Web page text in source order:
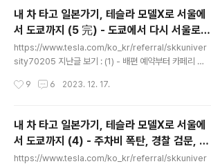
의 기본적인 구성 요소들, 즉 가전, 조명, 스위치, 도어락, 도
어벨, 온도조절기, 로봇청소기, 베스히터(휴젠트st), 건조
대, 수건걸이, 비데 등 거의 모든 부분을 IoT로 적용하게 되
었습니다. IoT 이야기는 뒤에 하도록 하고, 인테리어 진행
과정을 먼저 적고자 합니다. 우선 인테리어에 대해 하나도
주방이었습니다. 문제는 들어가려는 집이 37평인 주제에
내 차 타고 일본가기, 테슬라 모델X로 서울에
서 도쿄까지 (5 完) - 도쿄에서 다시 서울로
(일본 카페리)
https://www.tesla.com/ko_kr/referral/skkuniver
sity70205 지난글 보기 : (1) - 배편 예약부터 카페리 탑
그리고 도쿄 입성 https://coran.co.kr/826 (3) - 도쿄
비 폭탄, 경찰 검문, 그리고 다시 만난 인연들 https://cor
an.co.kr/828 어제 주차한 코인 주차장은 오전 8시까지
1시간에 100엔인 곳이라 아침 8시에 일찍 차를 뺍니다. 도
쿄로 오기 전에 들렸던 후지산 앞 고텐바의 수퍼차저가 있
9 6 2023. 12. 17.
내 차 타고 일본가기, 테슬라 모델X로 서울에
서 도쿄까지 (4) - 주차비 폭탄, 경찰 검문, 그
리고 다시 만난 인연들 (일본 카페리)
https://www.tesla.com/ko_kr/referral/skkuniver